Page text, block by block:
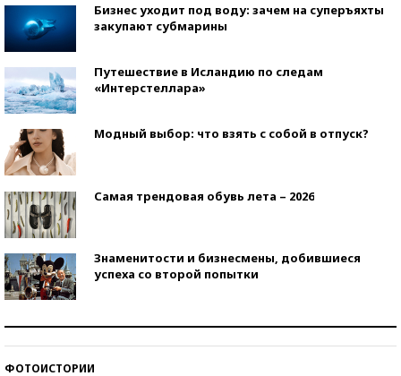
Бизнес уходит под воду: зачем на суперъяхты
закупают субмарины
Путешествие в Исландию по следам
«Интерстеллара»
Модный выбор: что взять с собой в отпуск?
Самая трендовая обувь лета – 2026
Знаменитости и бизнесмены, добившиеся
успеха со второй попытки
ФОТОИСТОРИИ